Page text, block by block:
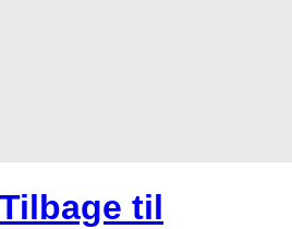
Tilbage til